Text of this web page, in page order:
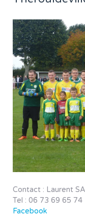
Contact : Laurent
Tel : 06 73 69 65 74
Facebook